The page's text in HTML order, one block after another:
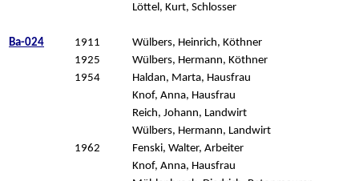
Löttel, Kurt, Schlosser
Ba-024 1911
Wülbers, Heinrich, Köthner
1925
Wülbers, Hermann, Köthner
1954
Haldan, Marta, Hausfrau
Knof, Anna, Hausfrau
Reich, Johann, Landwirt
Wülbers, Hermann, Landwirt
1962
Fenski, Walter, Arbeiter
Knof, Anna, Hausfrau